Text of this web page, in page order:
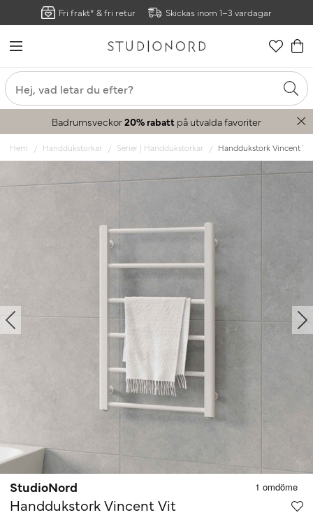
Fri frakt* & fri retur Skickas inom 1–3 vardagar
Badrumsveckor20% rabatt på utvalda favoriter
Hem Handdukstorkar Serier | Handdukstorkar Handdukstork Vincent Vit
StudioNord
Handdukstork Vincent Vit